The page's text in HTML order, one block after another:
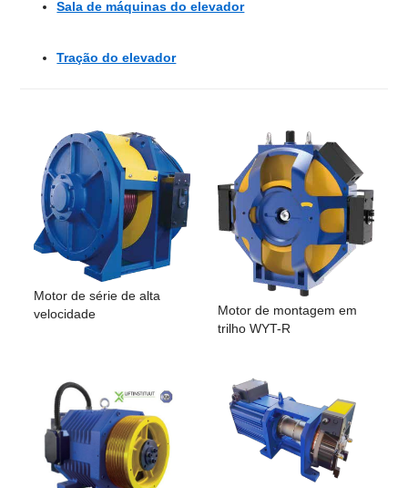
Sala de máquinas do elevador
Tração do elevador
Motor de série de alta
velocidade
Motor de montagem em
trilho WYT-R